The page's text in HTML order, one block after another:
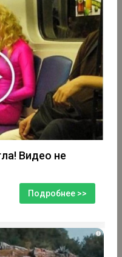
Видео не
Подробнее >>
i